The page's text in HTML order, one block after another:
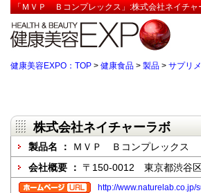
「ＭＶＰ Ｂコンプレックス」:株式会社ネイチャ
健康美容EXPO：TOP > 健康食品 > 製品 > サプリ
株式会社ネイチャーラボ
製品名 ：
ＭＶＰ Ｂコンプレックス
会社概要 ： 〒150-0012 東京都渋谷
http://www.naturelab.co.jp/